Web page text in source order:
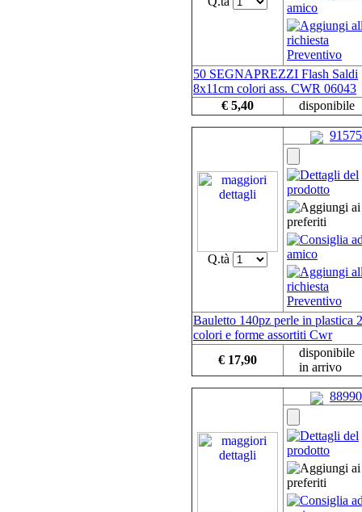
50 SEGNAPREZZI Flash Saldi
8x11cm colori ass. CWR 06043
€ 5,40
disponibile
Q.tà
91575
Bauletto 140pz perle in plastica
colori e forme assortiti Cwr
€ 17,90
disponibile
in arrivo
88990